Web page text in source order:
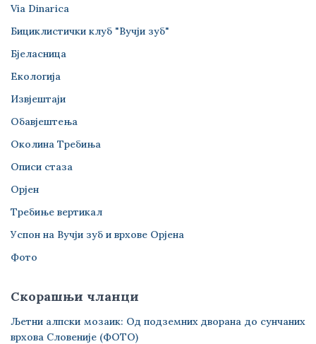
Via Dinarica
Бициклистички клуб "Вучји зуб"
Бјеласница
Екологија
Извјештаји
Обавјештења
Околина Требиња
Описи стаза
Орјен
Требиње вертикал
Успон на Вучји зуб и врхове Орјена
Фото
Скорашњи чланци
Љетни алпски мозаик: Од подземних дворана до сунчаних
врхова Словеније (ФОТО)